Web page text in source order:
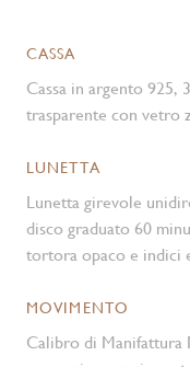
CASSA
Cassa in argento 925,
trasparente con vetro
LUNETTA
Lunetta girevole
disco graduato 60
tortora opaco e indici
MOVIMENTO
Calibro di Manifattura